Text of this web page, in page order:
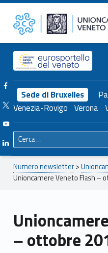
Unioncamere Veneto Flash – ottobre 2012 – Unioncamere del Veneto
Header info sidebar
Sede di Bruxelles
Venezia-Rovigo Verona
Facebook Unioncamere Veneto
Twitter Unioncamere Veneto
Youtube Unioncamere Veneto
Linkedin Unioncamere Veneto
Ricerca per:
Breadcrumbs navigation
Numero newsletter>
Unioncamere Veneto Flash –
Unioncamere Veneto Flash
– ottobre